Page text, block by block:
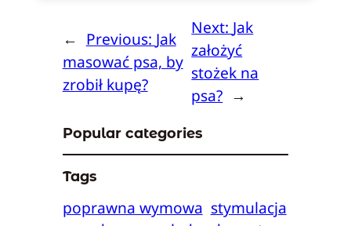
← Previous: Jak
masować psa, by
zrobił kupę?
Next: Jak
założyć
stożek na
psa? →
Popular categories
Tags
poprawna wymowa stymulacja